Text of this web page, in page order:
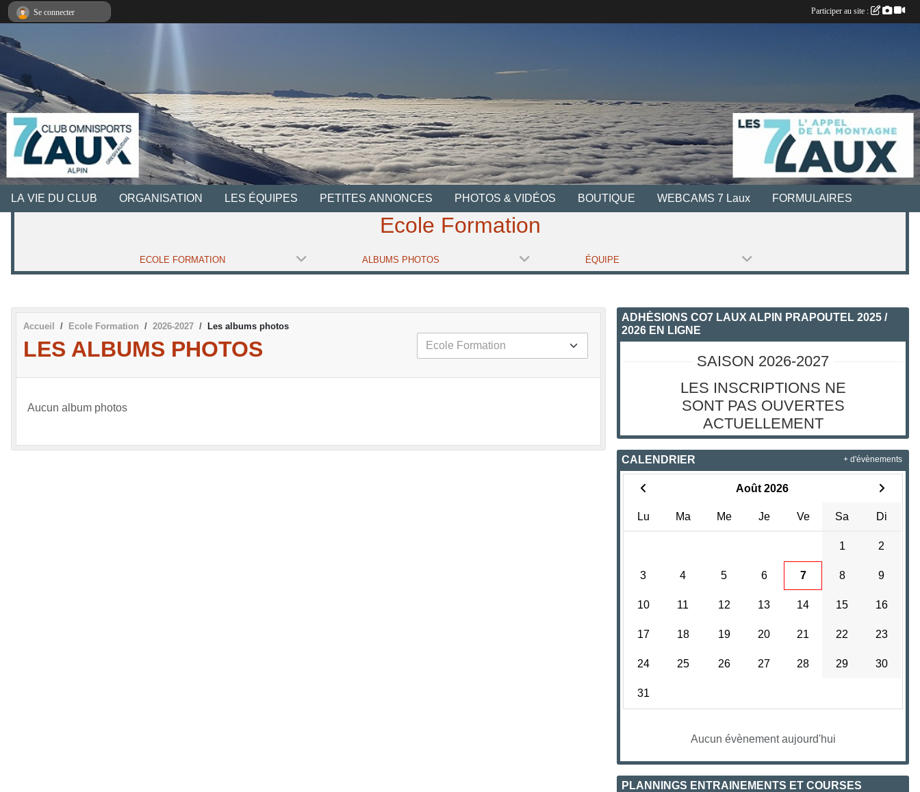
LA VIE DU CLUB ORGANISATION LES ÉQUIPES PETITES ANNONCES PHOTOS & VIDÉOS BOUTIQUE WEBCAMS 7 Laux FORMULAIRES
Ecole Formation
ECOLE FORMATION ALBUMS PHOTOS ÉQUIPE
Accueil Ecole Formation 2026-2027 Les albums photos
LES ALBUMS PHOTOS
Aucun album photos
ADHÉSIONS CO7 LAUX ALPIN PRAPOUTEL 2025 /
2026 EN LIGNE
SAISON 2026-2027
LES INSCRIPTIONS NE
SONT PAS OUVERTES
ACTUELLEMENT
CALENDRIER
Août 2026
Lu Ma Me Je Ve Sa Di
1 2
3 4 5 6 7 8 9
10 11 12 13 14 15 16
17 18 19 20 21 22 23
24 25 26 27 28 29 30
31
Aucun évènement aujourd'hui
+ d'évènements
PLANNINGS ENTRAINEMENTS ET COURSES
Se connecter Participer au site :
Panneau de gestion des cookies